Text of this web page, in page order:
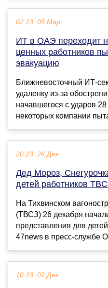
02:23, 05 Мар
ИТ в ОАЭ переходит
ценных работников
эвакуацию
Ближневосточный ИТ-
удаленку из-за
начавшегося с ударов
некоторых компании
20:23, 26 Дек
Дед Мороз,
детей работников
На Тихвинском
(ТВСЗ) 26 декабря
представления для
47news в пресс-службе
10:23, 02 Дек